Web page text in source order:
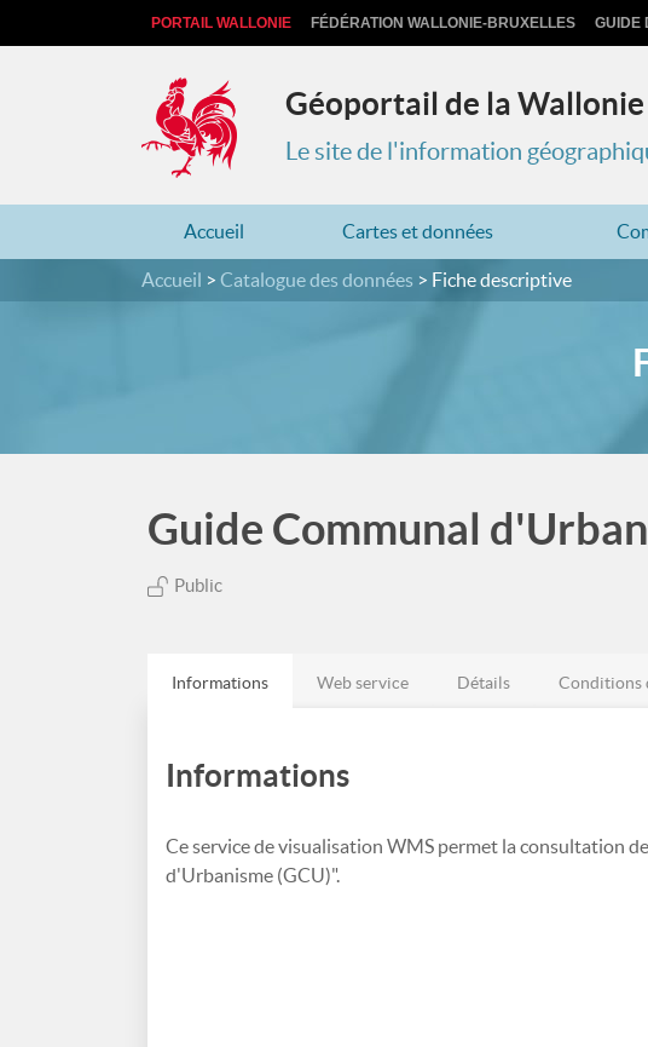
PORTAIL WALLONIE FÉDÉRATION WALLONIE-BRUXELLES GUIDE
Géoportail de la Wallonie
Le site de l'information
Accueil Cartes et données
Accueil Catalogue des données Fiche descriptive
Guide Communal
Public
Informations Web service Détails Conditions
Informations
Ce service de visualisation WMS permet la consultation
d'Urbanisme (GCU)".